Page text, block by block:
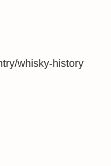
whisky-history